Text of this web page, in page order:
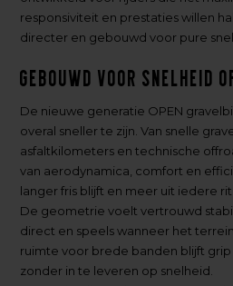
responsiviteit en prestaties willen
directer en gebouwd voor pure
Gebouwd voor snelheid
De nieuwe generatie OPEN
overal sneller te zijn. Van snelle
asfaltkilometers en technische
van aerodynamica, comfort en
langer fris blijft en meer uit iedere rit
De geometrie voelt vertrouwd
direct en speels wanneer het
ruimte voor brede banden blijft
zonder in te leveren op snelheid.